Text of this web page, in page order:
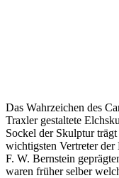
Das Wahrzeichen des
Traxler gestaltete
Sockel der Skulptur
wichtigsten Vertreter
F. W. Bernstein
waren früher selber